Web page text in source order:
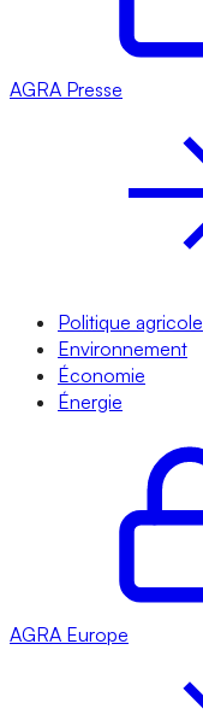
AGRA Presse
Politique agricole
Environnement
Économie
Énergie
AGRA Europe